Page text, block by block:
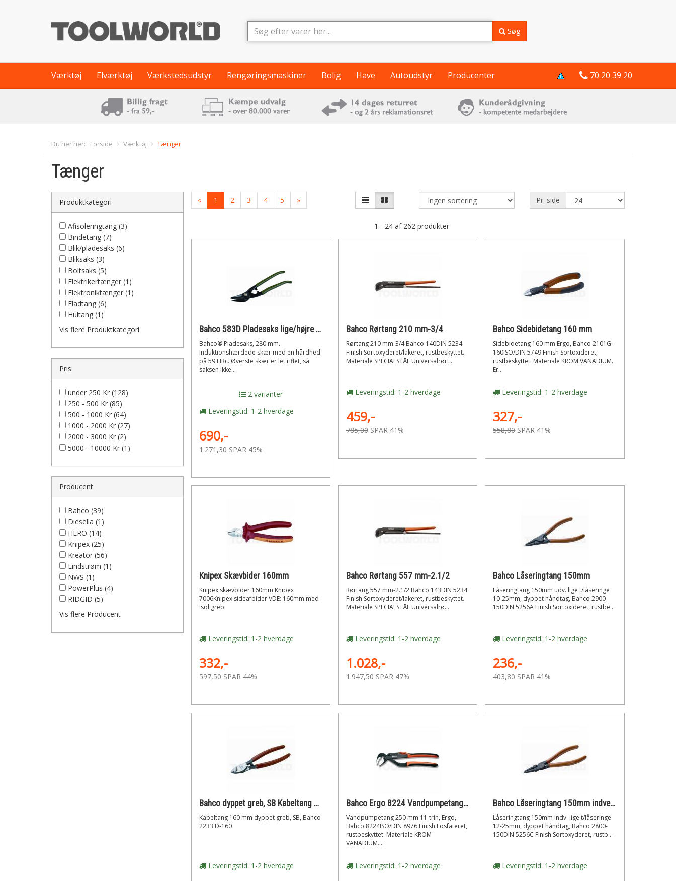
Søg
Værktøj Elværktøj Værkstedsudstyr Rengøringsmaskiner Bolig Have Autoudstyr Producenter 70 20 39 20
Du her her: Forside Værktøj Tænger
Tænger
Produktkategori
Afisoleringtang (3)
Bindetang (7)
Blik/pladesaks (6)
Bliksaks (3)
Boltsaks (5)
Elektrikertænger (1)
Elektroniktænger (1)
Fladtang (6)
Hultang (1)
Vis flere Produktkategori
Pris
under 250 Kr (128)
250 - 500 Kr (85)
500 - 1000 Kr (64)
1000 - 2000 Kr (27)
2000 - 3000 Kr (2)
5000 - 10000 Kr (1)
Producent
Bahco (39)
Diesella (1)
HERO (14)
Knipex (25)
Kreator (56)
Lindstrøm (1)
NWS (1)
PowerPlus (4)
RIDGID (5)
Vis flere Producent
« 1 2 3 4 5 » Pr. side
1 - 24 af 262 produkter
Bahco 583D Pladesaks lige/højre klip 280mm
Bahco® Pladesaks, 280 mm.
Induktionshærdede skær med en hårdhed
på 59 HRc. Øverste skær er let riflet, så
saksen ikke...
2 varianter
Leveringstid: 1-2 hverdage
690,-
1.271,30 SPAR 45%
Bahco Rørtang 210 mm-3/4
Rørtang 210 mm-3/4 Bahco 140DIN 5234
Finish Sortoxyderet/lakeret, rustbeskyttet.
Materiale SPECIALSTÅL Universalrørt...
Leveringstid: 1-2 hverdage
459,-
785,00 SPAR 41%
Bahco Sidebidetang 160 mm
Sidebidetang 160 mm Ergo, Bahco 2101G-
160ISO/DIN 5749 Finish Sortoxideret,
rustbeskyttet. Materiale KROM VANADIUM.
Er...
Leveringstid: 1-2 hverdage
327,-
558,80 SPAR 41%
Knipex Skævbider 160mm
Knipex skævbider 160mm Knipex
7006Knipex sideafbider VDE: 160mm med
isol.greb
Leveringstid: 1-2 hverdage
332,-
597,50 SPAR 44%
Bahco Rørtang 557 mm-2.1/2
Rørtang 557 mm-2.1/2 Bahco 143DIN 5234
Finish Sortoxyderet/lakeret, rustbeskyttet.
Materiale SPECIALSTÅL Universalrø...
Leveringstid: 1-2 hverdage
1.028,-
1.947,50 SPAR 47%
Bahco Låseringtang 150mm
Låseringtang 150mm udv. lige t/låseringe
10-25mm, dyppet håndtag, Bahco 2900-
150DIN 5256A Finish Sortoxideret, rustbe...
Leveringstid: 1-2 hverdage
236,-
403,80 SPAR 41%
Bahco dyppet greb, SB Kabeltang 160 mm
Kabeltang 160 mm dyppet greb, SB, Bahco
2233 D-160
Leveringstid: 1-2 hverdage
Bahco Ergo 8224 Vandpumpetang 250 mm
Vandpumpetang 250 mm 11-trin, Ergo,
Bahco 8224ISO/DIN 8976 Finish Fosfateret,
rustbeskyttet. Materiale KROM
VANADIUM....
Leveringstid: 1-2 hverdage
Bahco Låseringtang 150mm indvendig
Låseringtang 150mm indv. lige t/låseringe
12-25mm, dyppet håndtag, Bahco 2800-
150DIN 5256C Finish Sortoxyderet, rustb...
Leveringstid: 1-2 hverdage